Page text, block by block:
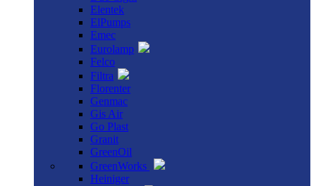
Elentek
ElPumps
Emec
Eurolamp
Felco
Filtra
Florenter
Genmac
Gis Air
Go Plast
Granit
GreenOil
GreenWorks
Heiniger